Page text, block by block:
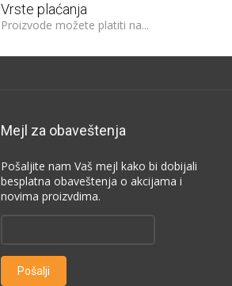
Vrste plaćanja
Proizvode možete platiti na...
Mejl za obaveštenja
Pošaljite nam Vaš mejl kako bi dobijali
besplatna obaveštenja o akcijama i
novima proizvdima.